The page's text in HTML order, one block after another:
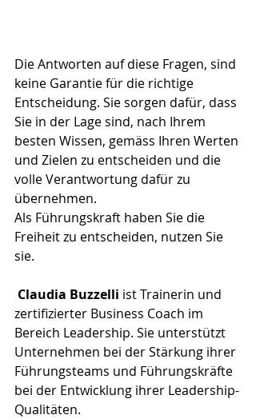
Die Antworten auf diese Fragen, sind
keine Garantie für die richtige
Entscheidung. Sie sorgen dafür, dass
Sie in der Lage sind, nach Ihrem
besten Wissen, gemäss Ihren Werten
und Zielen zu entscheiden und die
volle Verantwortung dafür zu
übernehmen.
Als Führungskraft haben Sie die
Freiheit zu entscheiden, nutzen Sie
sie.
Claudia Buzzelli ist Trainerin und
zertifizierter Business Coach im
Bereich Leadership. Sie unterstützt
Unternehmen bei der Stärkung ihrer
Führungsteams und Führungskräfte
bei der Entwicklung ihrer Leadership-
Qualitäten.